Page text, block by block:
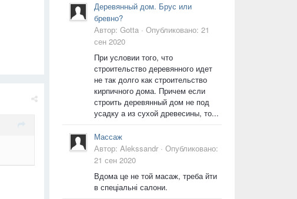
Деревянный дом. Брус или
бревно?
Автор: Gotta · Опубликовано: 21
сен 2020
При условии того, что
строительство деревянного идет
не так долго как строительство
кирпичного дома. Причем если
строить деревянный дом не под
усадку а из сухой древесины, то...
Массаж
Автор: Alekssandr · Опубликовано:
21 сен 2020
Вдома це не той масаж, треба йти
в спеціальні салони.